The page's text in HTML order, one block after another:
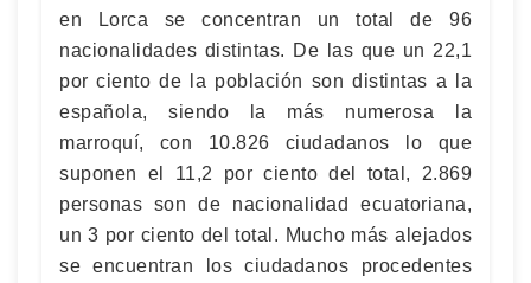
en Lorca se concentran un total de 96
nacionalidades distintas. De las que un 22,1
por ciento de la población son distintas a la
española, siendo la más numerosa la
marroquí, con 10.826 ciudadanos lo que
suponen el 11,2 por ciento del total, 2.869
personas son de nacionalidad ecuatoriana,
un 3 por ciento del total. Mucho más alejados
se encuentran los ciudadanos procedentes